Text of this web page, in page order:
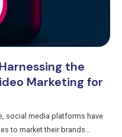
the
Marketing for
social media platforms have
to market their brands...